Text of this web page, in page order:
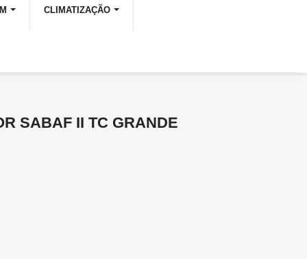
CLIMATIZAÇÃO
SABAF II TC GRANDE